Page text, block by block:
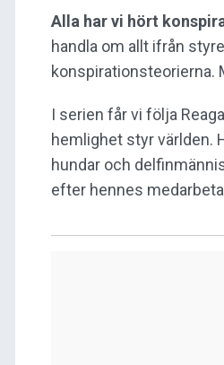
Alla har vi hört
handla om allt ifrån
konspirationsteorierna.
I serien får vi följa
hemlighet styr världen.
hundar och
efter hennes